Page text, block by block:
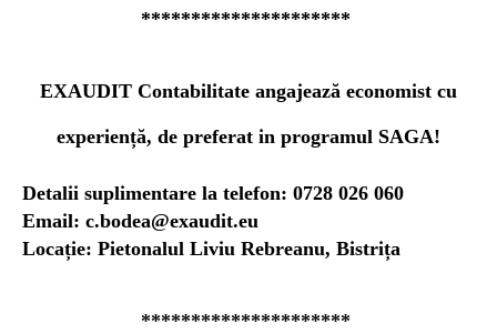
*********************
EXAUDIT Contabilitate angajează economist cu
experiență, de preferat in programul SAGA!
Detalii suplimentare la telefon: 0728 026 060
Email: c.bodea@exaudit.eu
Locație: Pietonalul Liviu Rebreanu, Bistrița
*********************